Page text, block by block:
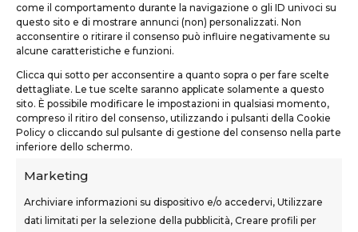
come il comportamento durante la navigazione o gli ID univoci su
questo sito e di mostrare annunci (non) personalizzati. Non
acconsentire o ritirare il consenso può influire negativamente su
alcune caratteristiche e funzioni.
Clicca qui sotto per acconsentire a quanto sopra o per fare scelte
dettagliate. Le tue scelte saranno applicate solamente a questo
sito. È possibile modificare le impostazioni in qualsiasi momento,
compreso il ritiro del consenso, utilizzando i pulsanti della Cookie
Policy o cliccando sul pulsante di gestione del consenso nella parte
inferiore dello schermo.
Marketing
Archiviare informazioni su dispositivo e/o accedervi, Utilizzare
dati limitati per la selezione della pubblicità, Creare profili per
TEKNOFORM SRL
Castelfranco di Sotto (PI)
teknoform@teknoform.it